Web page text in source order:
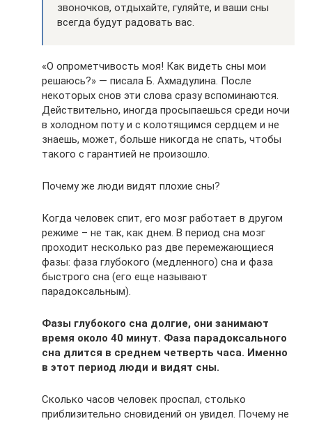
звоночков, отдыхайте, гуляйте, и ваши сны
всегда будут радовать вас.
«О опрометчивость моя! Как видеть сны мои
решаюсь?» — писала Б. Ахмадулина. После
некоторых снов эти слова сразу вспоминаются.
Действительно, иногда просыпаешься среди ночи
в холодном поту и с колотящимся сердцем и не
знаешь, может, больше никогда не спать, чтобы
такого с гарантией не произошло.
Почему же люди видят плохие сны?
Когда человек спит, его мозг работает в другом
режиме – не так, как днем. В период сна мозг
проходит несколько раз две перемежающиеся
фазы: фаза глубокого (медленного) сна и фаза
быстрого сна (его еще называют
парадоксальным).
Фазы глубокого сна долгие, они занимают
время около 40 минут. Фаза парадоксального
сна длится в среднем четверть часа. Именно
в этот период люди и видят сны.
Сколько часов человек проспал, столько
приблизительно сновидений он увидел. Почему не